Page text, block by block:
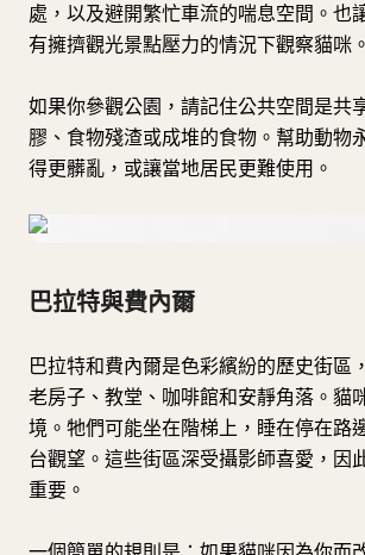
處，以及避開繁忙車流的喘息空間。也
有擁擠觀光景點壓力的情況下觀察貓咪。
如果你參觀公園，請記住公共空間是共
膠、食物殘渣或成堆的食物。幫助動物
得更髒亂，或讓當地居民更難使用。
巴拉特與費內爾
巴拉特和費內爾是色彩繽紛的歷史街區
老房子、教堂、咖啡館和安靜角落。貓
境。牠們可能坐在階梯上，睡在停在路
台觀望。這些街區深受攝影師喜愛，因
重要。